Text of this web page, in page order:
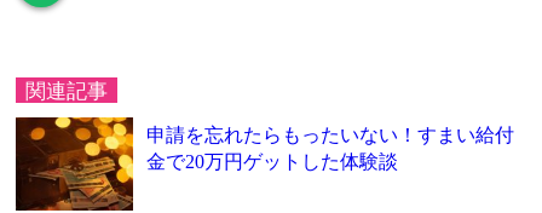
関連記事
申請を忘れたらもったいない！すまい給付
金で20万円ゲットした体験談